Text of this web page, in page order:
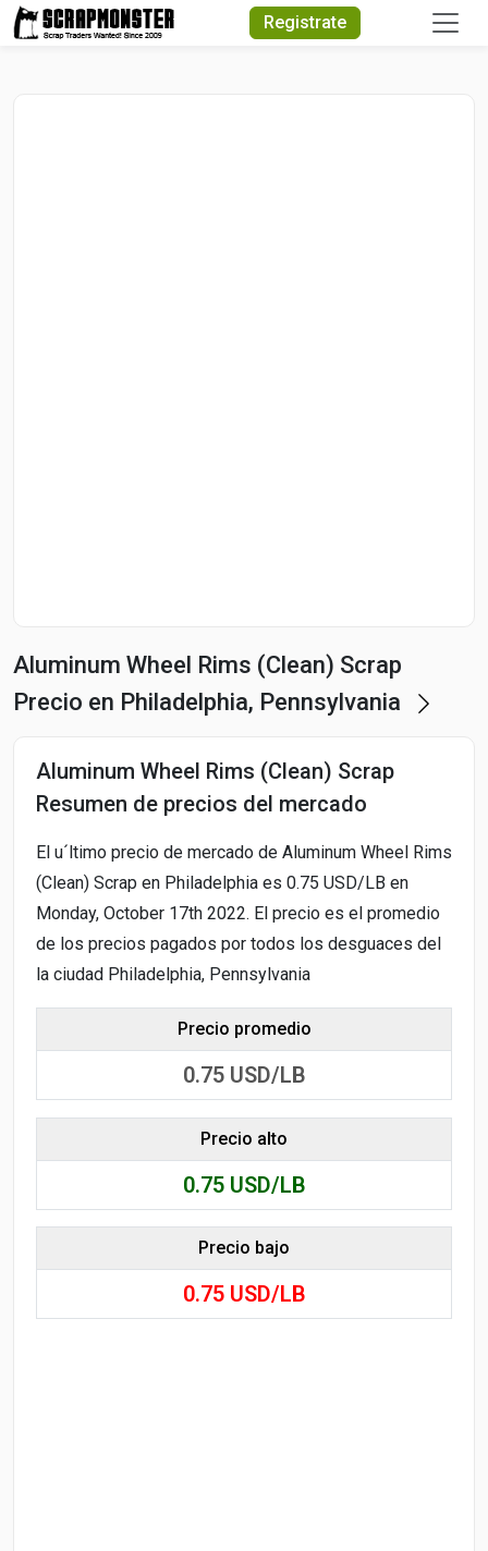
Registrate
Aluminum Wheel Rims (Clean) Scrap
Precio en Philadelphia, Pennsylvania
Aluminum Wheel Rims (Clean) Scrap
Resumen de precios del mercado
El u´ltimo precio de mercado de Aluminum Wheel Rims
(Clean) Scrap en Philadelphia es 0.75 USD/LB en
Monday, October 17th 2022. El precio es el promedio
de los precios pagados por todos los desguaces del
la ciudad Philadelphia, Pennsylvania
Precio promedio
0.75 USD/LB
Precio alto
0.75 USD/LB
Precio bajo
0.75 USD/LB
Quick Search
Search